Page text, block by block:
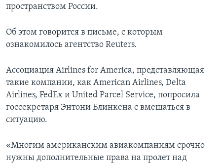
пространством России.
Об этом говорится в письме, с которым
ознакомилось агентство Reuters.
Ассоциация Airlines for America, представляющая
такие компании, как American Airlines, Delta
Airlines, FedEx и United Parcel Service, попросила
госсекретаря Энтони Блинкена с вмешаться в
ситуацию.
«Многим американским авиакомпаниям срочно
нужны дополнительные права на пролет над